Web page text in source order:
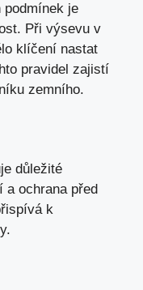
podmínek je
Při výsevu v
klíčení nastat
pravidel zajistí
zemního.
důležité
a ochrana před
k